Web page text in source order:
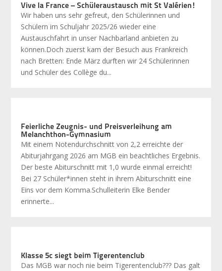
Vive la France – Schüleraustausch mit St Valérien!
Wir haben uns sehr gefreut, den Schülerinnen und
Schülern im Schuljahr 2025/26 wieder eine
Austauschfahrt in unser Nachbarland anbieten zu
können.Doch zuerst kam der Besuch aus Frankreich
nach Bretten: Ende März durften wir 24 Schülerinnen
und Schüler des Collège du...
Feierliche Zeugnis- und Preisverleihung am
Melanchthon-Gymnasium
Mit einem Notendurchschnitt von 2,2 erreichte der
Abiturjahrgang 2026 am MGB ein beachtliches Ergebnis.
Der beste Abiturschnitt mit 1,0 wurde einmal erreicht!
Bei 27 Schüler*innen steht in ihrem Abiturschnitt eine
Eins vor dem Komma.Schulleiterin Elke Bender
erinnerte...
Klasse 5c siegt beim Tigerentenclub
Das MGB war noch nie beim Tigerentenclub??? Das galt